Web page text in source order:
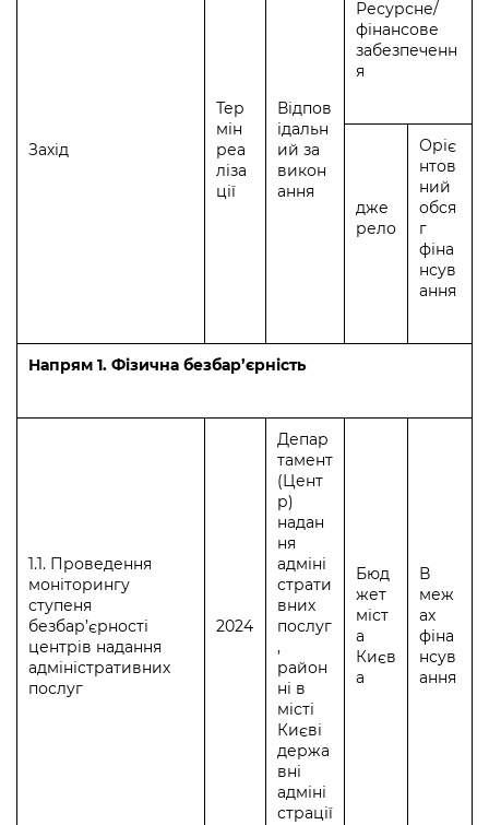
Гендерна політика
Київська міська військова адміністрація
Міський застосунок Київ Цифровий
Захід
Тер
мін
реа
ліза
ції
Відпов
ідальн
ий за
викон
ання
Ресурсне/
фінансове
забезпеченн
я
дже
рело
Оріє
нтов
ний
обся
г
фіна
нсув
ання
Напрям 1. Фізична безбар’єрність
1.1. Проведення
моніторингу
ступеня
безбар’єрності
центрів надання
адміністративних
послуг
2024
Депар
тамент
(Цент
р)
надан
ня
адміні
страти
вних
послуг
,
район
ні в
місті
Києві
держа
вні
адміні
страції
Бюд
жет
міст
а
Києв
а
В
меж
ах
фіна
нсув
ання